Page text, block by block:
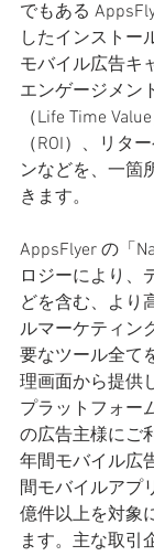
でもある
したインストー
モバイル広告キ
エンゲージメン
（Life Time
（ROI）、リタ
ンなどを、一箇
きます。
AppsFlyer の「
ロジーにより、
どを含む、より
ルマーケティン
要なツール全て
理画面から提供
プラットフォー
の広告主様にご
年間モバイル広
間モバイルアプ
億件以上を対象
ます。主な取引